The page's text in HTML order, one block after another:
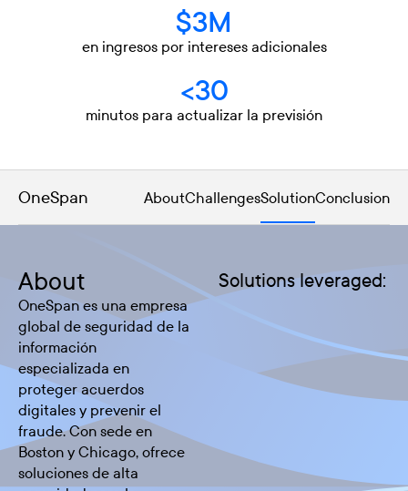
$3M
en ingresos por intereses adicionales
<30
minutos para actualizar la previsión
OneSpan AboutChallengesSolutionConclusion
About
OneSpan es una empresa
global de seguridad de la
información
especializada en
proteger acuerdos
digitales y prevenir el
fraude. Con sede en
Boston y Chicago, ofrece
soluciones de alta
Solutions leveraged: